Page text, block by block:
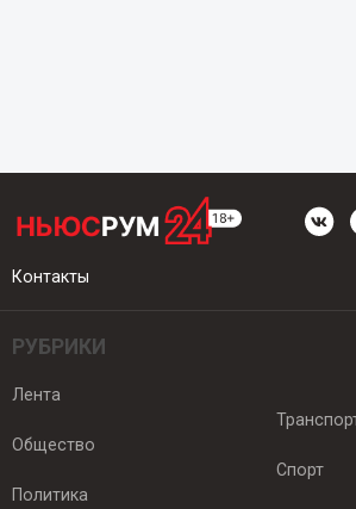
Контакты
РУБРИКИ
Лента
Общество
Политика
Спорт